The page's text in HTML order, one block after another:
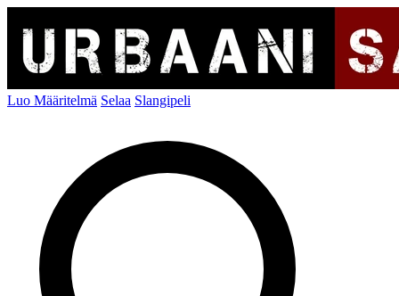
Luo Määritelmä Selaa Slangipeli